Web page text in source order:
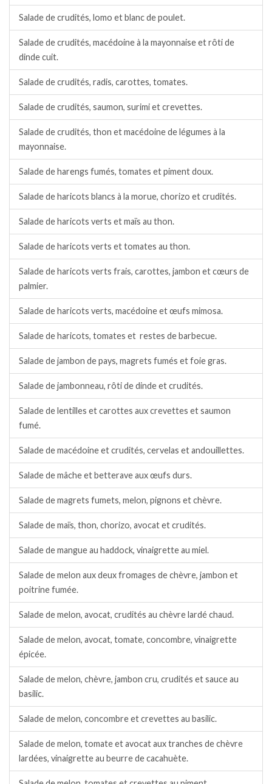
Salade de crudités, lomo et blanc de poulet.
Salade de crudités, macédoine à la mayonnaise et rôti de
dinde cuit.
Salade de crudités, radis, carottes, tomates.
Salade de crudités, saumon, surimi et crevettes.
Salade de crudités, thon et macédoine de légumes à la
mayonnaise.
Salade de harengs fumés, tomates et piment doux.
Salade de haricots blancs à la morue, chorizo et crudités.
Salade de haricots verts et maïs au thon.
Salade de haricots verts et tomates au thon.
Salade de haricots verts frais, carottes, jambon et cœurs de
palmier.
Salade de haricots verts, macédoine et œufs mimosa.
Salade de haricots, tomates et restes de barbecue.
Salade de jambon de pays, magrets fumés et foie gras.
Salade de jambonneau, rôti de dinde et crudités.
Salade de lentilles et carottes aux crevettes et saumon
fumé.
Salade de macédoine et crudités, cervelas et andouillettes.
Salade de mâche et betterave aux œufs durs.
Salade de magrets fumets, melon, pignons et chèvre.
Salade de maïs, thon, chorizo, avocat et crudités.
Salade de mangue au haddock, vinaigrette au miel.
Salade de melon aux deux fromages de chèvre, jambon et
poitrine fumée.
Salade de melon, avocat, crudités au chèvre lardé chaud.
Salade de melon, avocat, tomate, concombre, vinaigrette
épicée.
Salade de melon, chèvre, jambon cru, crudités et sauce au
basilic.
Salade de melon, concombre et crevettes au basilic.
Salade de melon, tomate et avocat aux tranches de chèvre
lardées, vinaigrette au beurre de cacahuète.